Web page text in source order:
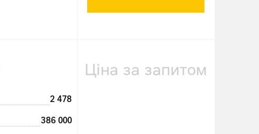
2 478
386 000
Ціна за запитом